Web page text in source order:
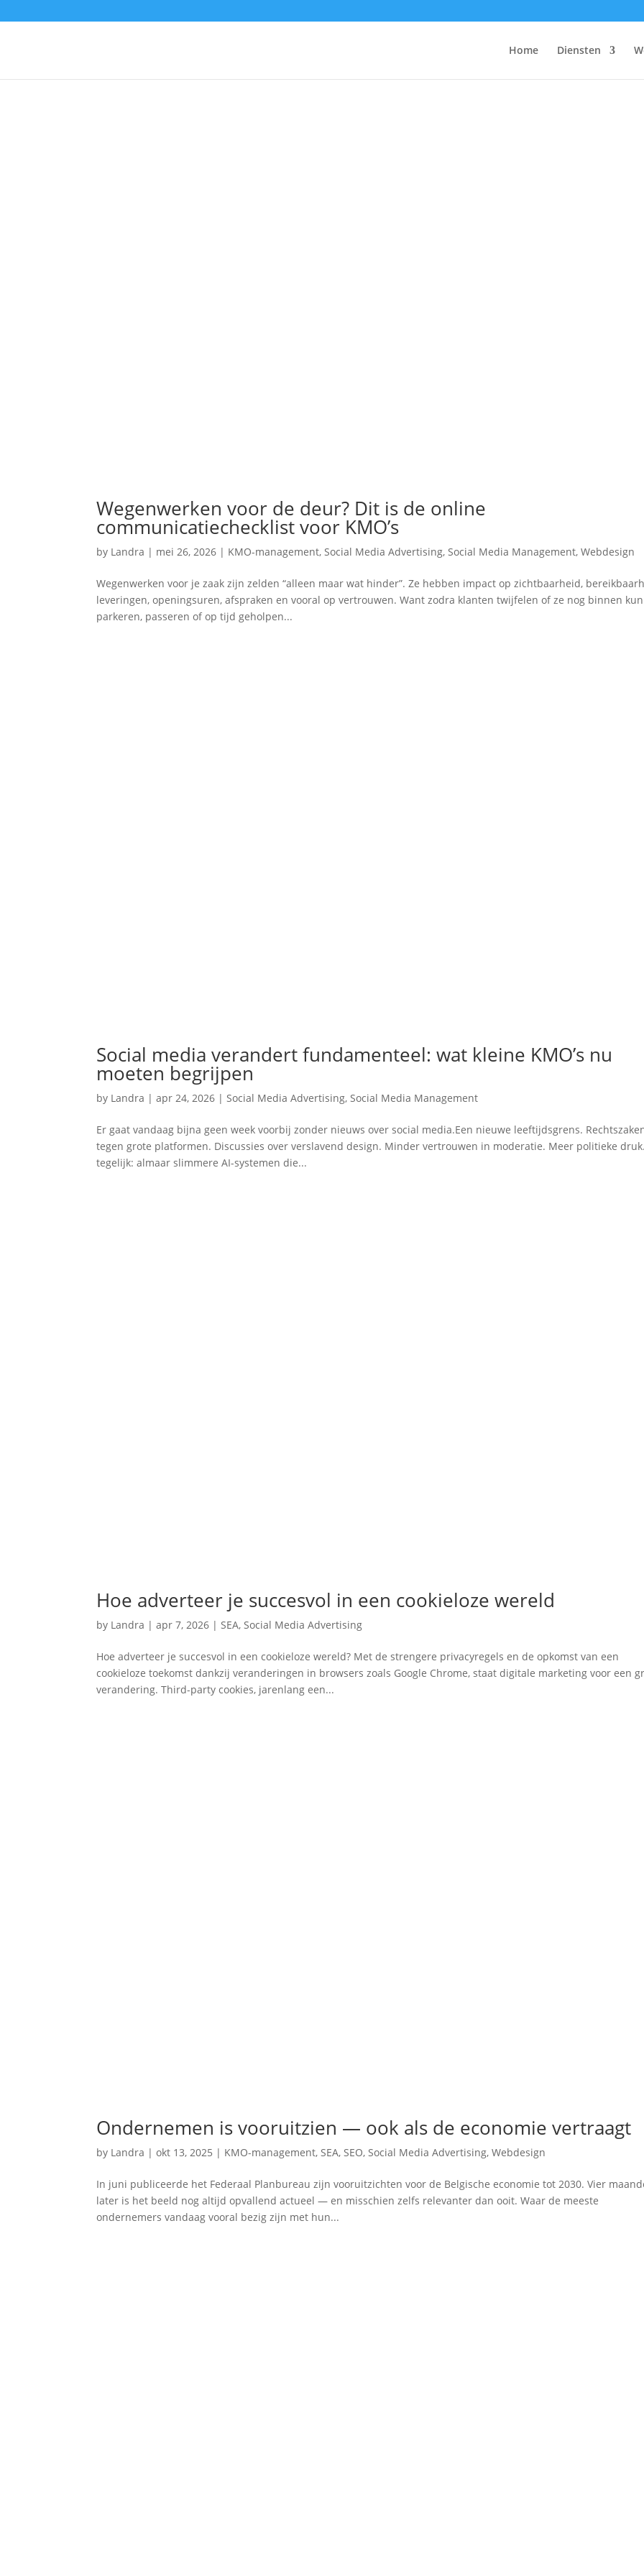
Home Diensten
Wegenwerken voor de deur? Dit is de online
communicatiechecklist voor KMO’s
by Landra | mei 26, 2026 | KMO-management, Social Media Advertising, Social Media Management,Webdesign
Wegenwerken voor je zaak zijn zelden “alleen maar wat hinder”. Ze hebben impact op zichtbaarheid,
leveringen, openingsuren, afspraken en vooral op vertrouwen. Want zodra klanten twijfelen of ze nog binnen
parkeren, passeren of op tijd geholpen...
Social media verandert fundamenteel: wat kleine KMO’s nu
moeten begrijpen
by Landra |apr 24, 2026 | Social Media Advertising, Social Media Management
Er gaat vandaag bijna geen week voorbij zonder nieuws over social media.Een nieuwe leeftijdsgrens.
tegen grote platformen. Discussies over verslavend design. Minder vertrouwen in moderatie. Meer politieke
tegelijk: almaar slimmere AI-systemen die...
Hoe adverteer je succesvol in een cookieloze wereld
by Landra |apr 7, 2026 |SEA,Social Media Advertising
Hoe adverteer je succesvol in een cookieloze wereld? Met de strengere privacyregels en de opkomst van een
cookieloze toekomst dankzij veranderingen in browsers zoals Google Chrome, staat digitale marketing voor een
verandering. Third-party cookies, jarenlang een...
Ondernemen is vooruitzien — ook als de economie vertraagt
by Landra |okt 13, 2025 | KMO-management,SEA,SEO,Social Media Advertising,Webdesign
In juni publiceerde het Federaal Planbureau zijn vooruitzichten voor de Belgische economie tot 2030. Vier
later is het beeld nog altijd opvallend actueel — en misschien zelfs relevanter dan ooit. Waar de meeste
ondernemers vandaag vooral bezig zijn met hun...